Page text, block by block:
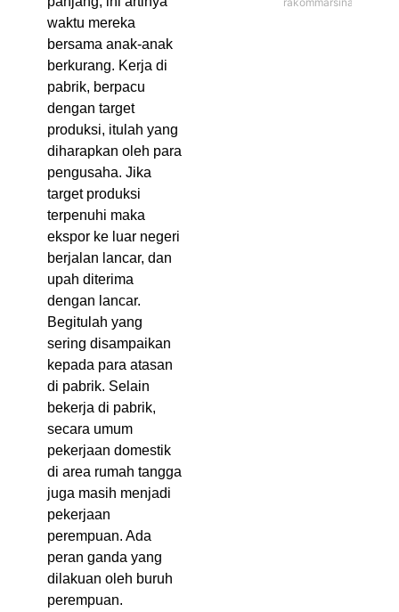
waktu mereka
bersama anak-anak
berkurang. Kerja di
pabrik, berpacu
dengan target
produksi, itulah yang
diharapkan oleh para
pengusaha. Jika
target produksi
terpenuhi maka
ekspor ke luar negeri
berjalan lancar, dan
upah diterima
dengan lancar.
Begitulah yang
sering disampaikan
kepada para atasan
di pabrik. Selain
bekerja di pabrik,
secara umum
pekerjaan domestik
di area rumah tangga
juga masih menjadi
pekerjaan
perempuan. Ada
peran ganda yang
dilakuan oleh buruh
perempuan.